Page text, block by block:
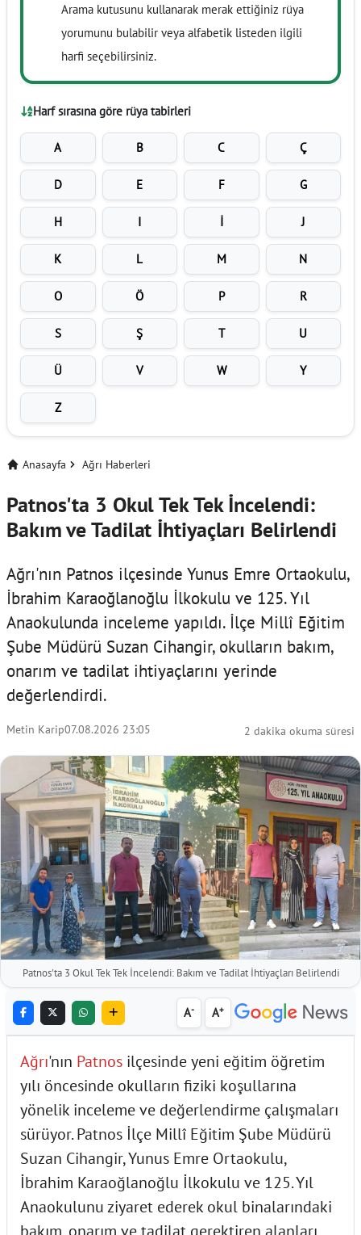
Arama kutusunu kullanarak merak ettiğiniz rüya
yorumunu bulabilir veya alfabetik listeden ilgili
harfi seçebilirsiniz.
Harf sırasına göre rüya tabirleri
A B C Ç
D E F G
H I İ J
K L M N
O Ö P R
S Ş T U
Ü V W Y
Z
Anasayfa Ağrı Haberleri
Patnos'ta 3 Okul Tek Tek İncelendi:
Bakım ve Tadilat İhtiyaçları Belirlendi
Ağrı'nın Patnos ilçesinde Yunus Emre Ortaokulu,
İbrahim Karaoğlanoğlu İlkokulu ve 125. Yıl
Anaokulunda inceleme yapıldı. İlçe Millî Eğitim
Şube Müdürü Suzan Cihangir, okulların bakım,
onarım ve tadilat ihtiyaçlarını yerinde
değerlendirdi.
Metin Karip07.08.2026 23:05 2 dakika okuma süresi
Patnos'ta 3 Okul Tek Tek İncelendi: Bakım ve Tadilat İhtiyaçları Belirlendi
A- A+
Ağrı'nın Patnos ilçesinde yeni eğitim öğretim
yılı öncesinde okulların fiziki koşullarına
yönelik inceleme ve değerlendirme çalışmaları
sürüyor. Patnos İlçe Millî Eğitim Şube Müdürü
Suzan Cihangir, Yunus Emre Ortaokulu,
İbrahim Karaoğlanoğlu İlkokulu ve 125. Yıl
Anaokulunu ziyaret ederek okul binalarındaki